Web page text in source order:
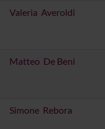
Valeria Averoldi
Matteo De Beni
Simone Rebora